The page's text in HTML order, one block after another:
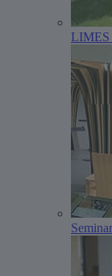
LIMES